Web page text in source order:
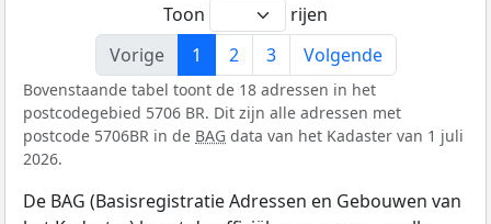
Toon
rijen
Vorige
1 2 3 Volgende
Bovenstaande tabel toont de 18 adressen in het
postcodegebied 5706 BR. Dit zijn alle adressen met
postcode 5706BR in de BAG data van het Kadaster van 1 juli
2026.
De BAG (Basisregistratie Adressen en Gebouwen van